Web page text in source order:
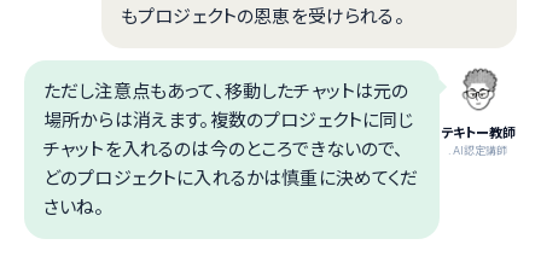
もプロジェクトの恩恵を受けられる。
テキトー教師
.AI認定講師
ただし注意点もあって、移動したチャットは元の
場所からは消えます。複数のプロジェクトに同じ
チャットを入れるのは今のところできないので、
どのプロジェクトに入れるかは慎重に決めてくだ
さいね。